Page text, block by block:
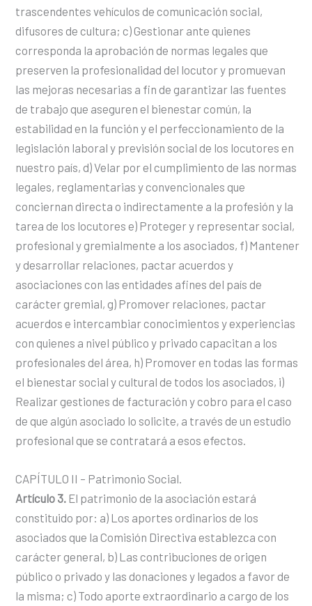
trascendentes vehículos de comunicación social,
difusores de cultura; c) Gestionar ante quienes
corresponda la aprobación de normas legales que
preserven la profesionalidad del locutor y promuevan
las mejoras necesarias a fin de garantizar las fuentes
de trabajo que aseguren el bienestar común, la
estabilidad en la función y el perfeccionamiento de la
legislación laboral y previsión social de los locutores en
nuestro país, d) Velar por el cumplimiento de las normas
legales, reglamentarias y convencionales que
conciernan directa o indirectamente a la profesión y la
tarea de los locutores e) Proteger y representar social,
profesional y gremialmente a los asociados, f) Mantener
y desarrollar relaciones, pactar acuerdos y
asociaciones con las entidades afines del país de
carácter gremial, g) Promover relaciones, pactar
acuerdos e intercambiar conocimientos y experiencias
con quienes a nivel público y privado capacitan a los
profesionales del área, h) Promover en todas las formas
el bienestar social y cultural de todos los asociados, i)
Realizar gestiones de facturación y cobro para el caso
de que algún asociado lo solicite, a través de un estudio
profesional que se contratará a esos efectos.
CAPÍTULO II – Patrimonio Social.
Artículo 3. El patrimonio de la asociación estará
constituido por: a) Los aportes ordinarios de los
asociados que la Comisión Directiva establezca con
carácter general, b) Las contribuciones de origen
público o privado y las donaciones y legados a favor de
la misma; c) Todo aporte extraordinario a cargo de los